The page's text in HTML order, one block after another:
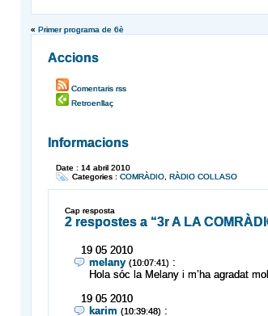
« Primer programa de 6è
Accions
Comentaris rss
Retroenllaç
Informacions
Date : 14 abril 2010
Categories : COMRÀDIO RÀDIO COLLASO
Cap resposta
2 respostes a “3r A LA
19 05 2010
melany (10:07:41) :
Hola sóc la Melany i m’ha agradat
19 05 2010
karim (10:39:48) :